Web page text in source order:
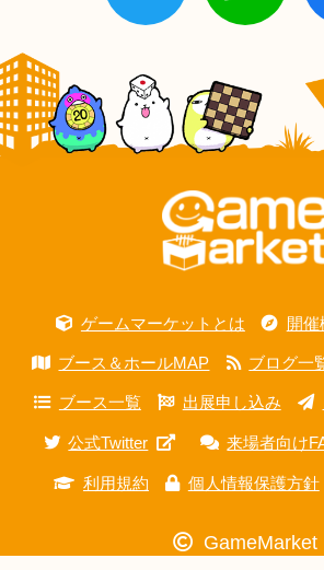
ゲームマーケットとは 開催
ブース＆ホールMAP ブログ一
ブース一覧 出展申し込み
公式Twitter 来場者向け
利用規約 個人情報保護方針
GameMarket